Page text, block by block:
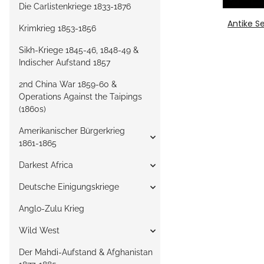
Antike
Die Carlistenkriege 1833-1876
Krimkrieg 1853-1856
Sikh-Kriege 1845-46, 1848-49 &
Indischer Aufstand 1857
2nd China War 1859-60 &
Operations Against the Taipings
(1860s)
Amerikanischer Bürgerkrieg
1861-1865
Darkest Africa
Deutsche Einigungskriege
Anglo-Zulu Krieg
Wild West
Der Mahdi-Aufstand & Afghanistan